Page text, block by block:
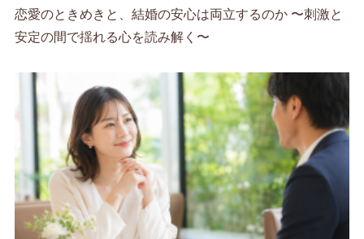
恋愛のときめきと、結婚の安心は両立するのか 〜刺激と
安定の間で揺れる心を読み解く〜